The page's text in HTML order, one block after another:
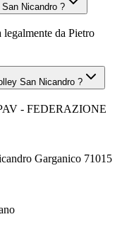
Nicandro ?
da Pietro
San Nicandro ?
- FEDERAZIONE
Garganico 71015